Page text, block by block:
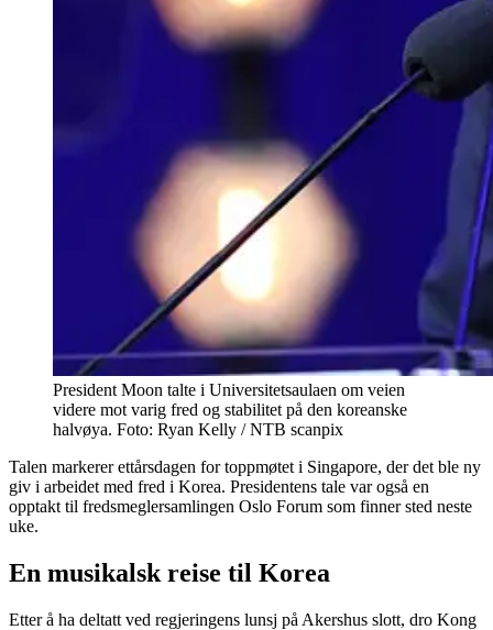
President Moon talte i Universitetsaulaen om veien
videre mot varig fred og stabilitet på den koreanske
halvøya. Foto: Ryan Kelly / NTB scanpix
Talen markerer ettårsdagen for toppmøtet i Singapore, der det ble ny
giv i arbeidet med fred i Korea. Presidentens tale var også en
opptakt til fredsmeglersamlingen Oslo Forum som finner sted neste
uke.
En musikalsk reise til Korea
Etter å ha deltatt ved regjeringens lunsj på Akershus slott, dro Kong